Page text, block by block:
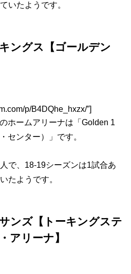
いたようです。
ングス【ゴールデン
p/B4DQhe_hxzx/”]
ホームアリーナは「Golden 1
センター）」です。
で、18-19シーズンは1試合あ
たようです。
ンズ【トーキングステ
アリーナ】